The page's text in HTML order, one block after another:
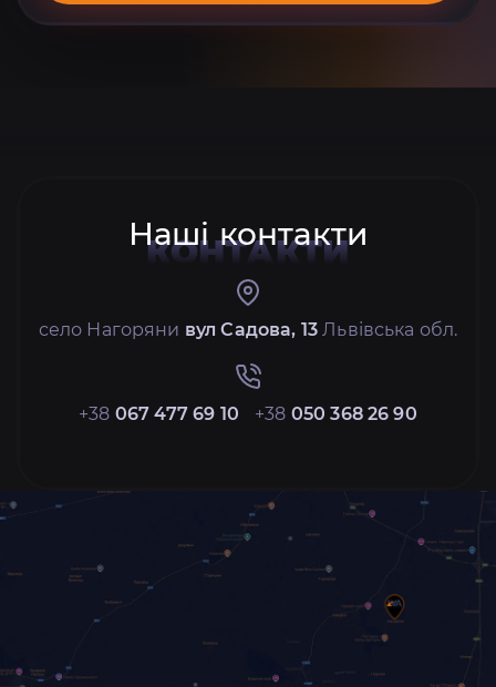
Наші контакти
КОНТАКТИ
село Нагоряни вул Садова, 13 Львівська обл.
+38 067 477 69 10 +38 050 368 26 90